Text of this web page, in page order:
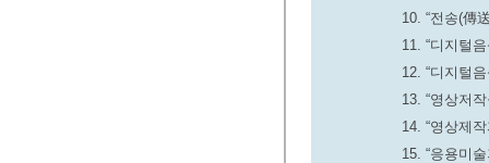
10. “전송(傳
11. “디지털
12. “디지털
13. “영상저
14. “영상제
15. “응용미